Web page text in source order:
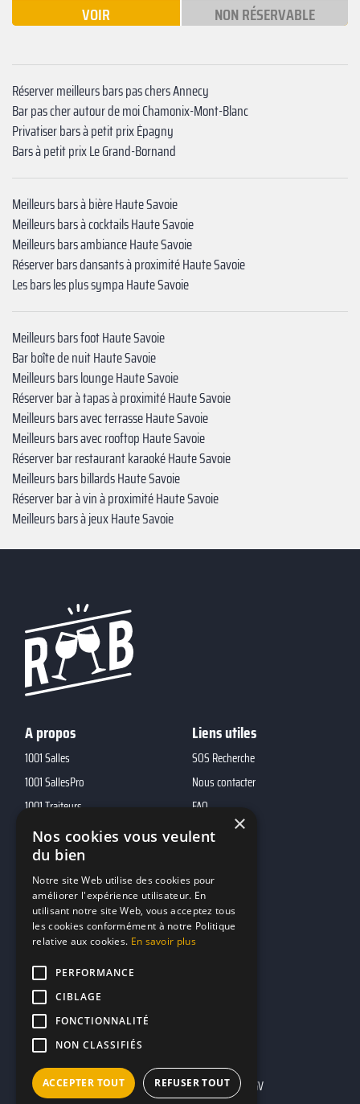
VOIR NON RÉSERVABLE
Réserver meilleurs bars pas chers Annecy
Bar pas cher autour de moi Chamonix-Mont-Blanc
Privatiser bars à petit prix Épagny
Bars à petit prix Le Grand-Bornand
Meilleurs bars à bière Haute Savoie
Meilleurs bars à cocktails Haute Savoie
Meilleurs bars ambiance Haute Savoie
Réserver bars dansants à proximité Haute Savoie
Les bars les plus sympa Haute Savoie
Meilleurs bars foot Haute Savoie
Bar boîte de nuit Haute Savoie
Meilleurs bars lounge Haute Savoie
Réserver bar à tapas à proximité Haute Savoie
Meilleurs bars avec terrasse Haute Savoie
Meilleurs bars avec rooftop Haute Savoie
Réserver bar restaurant karaoké Haute Savoie
Meilleurs bars billards Haute Savoie
Réserver bar à vin à proximité Haute Savoie
Meilleurs bars à jeux Haute Savoie
A propos
1001 Salles
1001 SallesPro
1001 Traiteurs
1001 DJ
10h01
MP2
Liens utiles
SOS Recherche
Nous contacter
FAQ
Contacts
marketing@reserverunbar.fr
11 rue Maurice Grandcoing
94200 Ivry-sur-Seine
Mentions légales CGU CGV
×
Nos cookies vous veulent
du bien
Notre site Web utilise des cookies pour
améliorer l'expérience utilisateur. En
utilisant notre site Web, vous acceptez tous
les cookies conformément à notre Politique
relative aux cookies. En savoir plus
PERFORMANCE
CIBLAGE
FONCTIONNALITÉ
NON CLASSIFIÉS
ACCEPTER TOUT REFUSER TOUT